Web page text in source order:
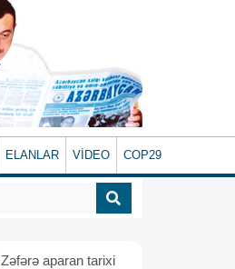
ELANLAR VİDEO COP29
Zəfərə aparan tarixi